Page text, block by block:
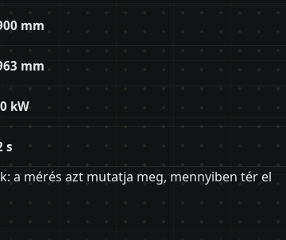
mm
mm
kW
s
a mérés azt mutatja meg, mennyiben tér el